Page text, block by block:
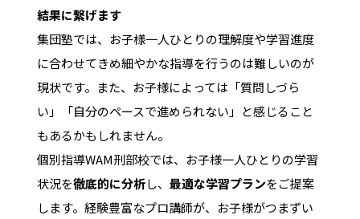
結果に繋げます
集団塾では、お子様一人ひとりの理解度や学習進度
に合わせてきめ細やかな指導を行うのは難しいのが
現状です。また、お子様によっては「質問しづら
い」「自分のペースで進められない」と感じること
もあるかもしれません。
個別指導WAM刑部校では、お子様一人ひとりの学習
状況を徹底的に分析し、 最適な学習プランをご提案
します。経験豊富なプロ講師が、お子様がつまずい